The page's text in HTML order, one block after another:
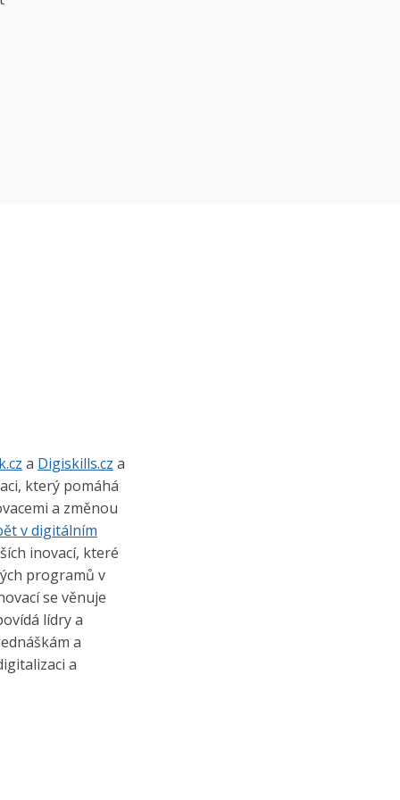
a Digiskills.cz a
který pomáhá
a změnou
v digitálním
inovací, které
programů v
se věnuje
lídry a
a
a